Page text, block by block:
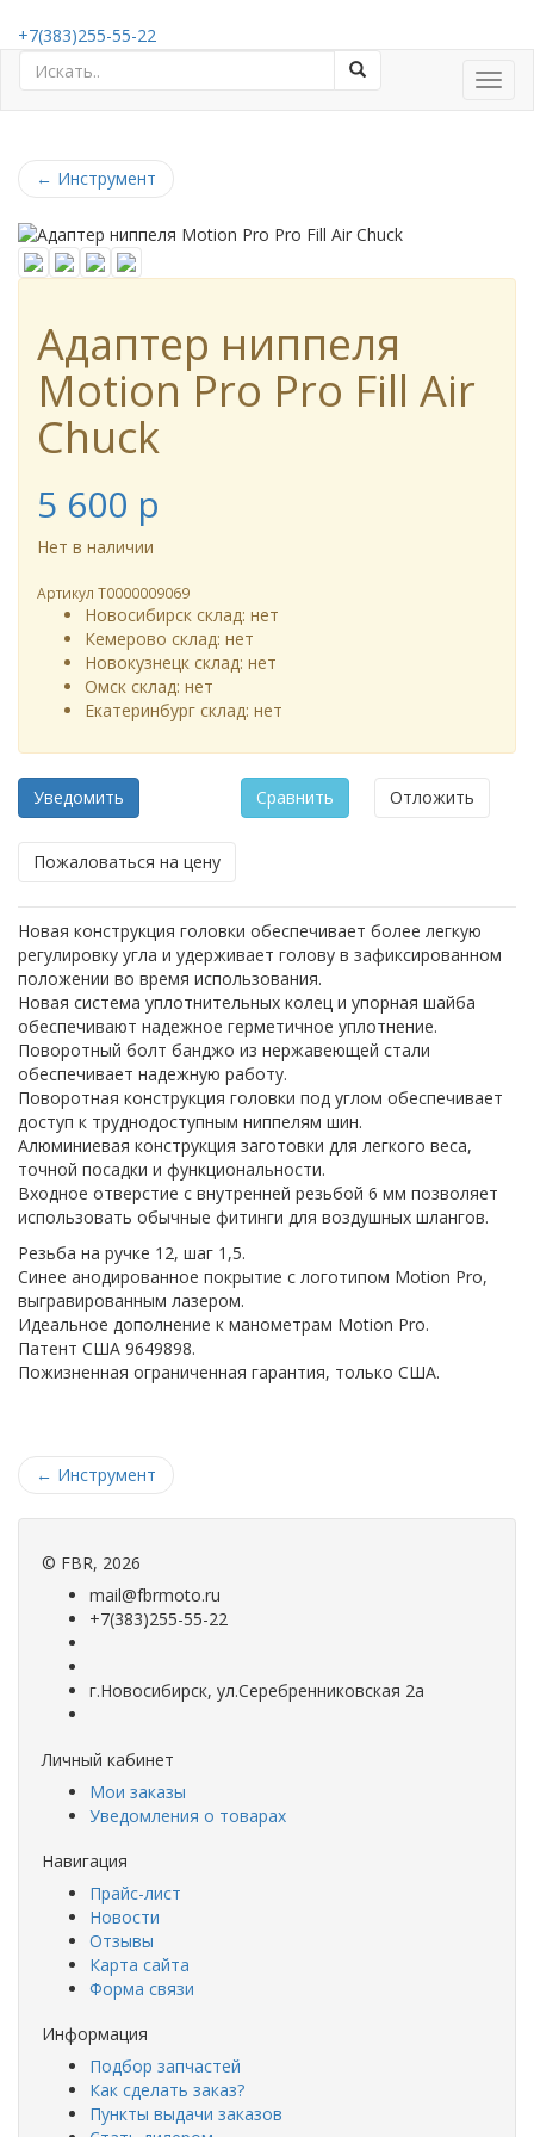
+7(383)255-55-22
← Инструмент
Адаптер ниппеля
Motion Pro Pro Fill Air
Chuck
5 600 p
Нет в наличии
Артикул Т0000009069
Новосибирск склад: нет
Кемерово склад: нет
Новокузнецк склад: нет
Омск склад: нет
Екатеринбург склад: нет
Уведомить Сравнить Отложить
Пожаловаться на цену
Новая конструкция головки обеспечивает более легкую
регулировку угла и удерживает голову в зафиксированном
положении во время использования.
Новая система уплотнительных колец и упорная шайба
обеспечивают надежное герметичное уплотнение.
Поворотный болт банджо из нержавеющей стали
обеспечивает надежную работу.
Поворотная конструкция головки под углом обеспечивает
доступ к труднодоступным ниппелям шин.
Алюминиевая конструкция заготовки для легкого веса,
точной посадки и функциональности.
Входное отверстие с внутренней резьбой 6 мм позволяет
использовать обычные фитинги для воздушных шлангов.
Резьба на ручке 12, шаг 1,5.
Синее анодированное покрытие с логотипом Motion Pro,
выгравированным лазером.
Идеальное дополнение к манометрам Motion Pro.
Патент США 9649898.
Пожизненная ограниченная гарантия, только США.
← Инструмент
© FBR, 2026
mail@fbrmoto.ru
+7(383)255-55-22
г.Новосибирск, ул.Серебренниковская 2а
Личный кабинет
Мои заказы
Уведомления о товарах
Навигация
Прайс-лист
Новости
Отзывы
Карта сайта
Форма связи
Информация
Подбор запчастей
Как сделать заказ?
Пункты выдачи заказов